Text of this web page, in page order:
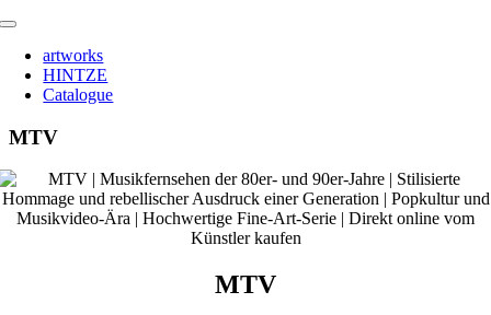
Zum
springen
Toggle
Navigationartworks
HINTZE
Catalogue
MTV
MTV